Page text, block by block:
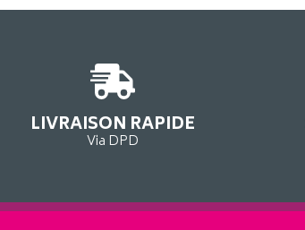
LIVRAISON RAPIDE
Via DPD